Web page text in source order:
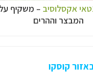
אקסלוסיב – משקיף
המבצר וההרים
קוסקו